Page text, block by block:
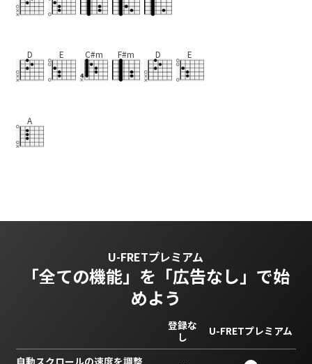
D E C#m F#m D E
A
U-FRETプレミアム
「全ての機能」を 「広告なし」で始
めよう
登録な
し
U-FRETプレミアム